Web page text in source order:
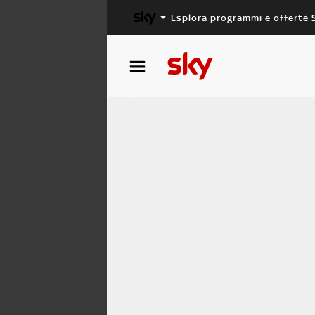
Esplora programmi e offerte